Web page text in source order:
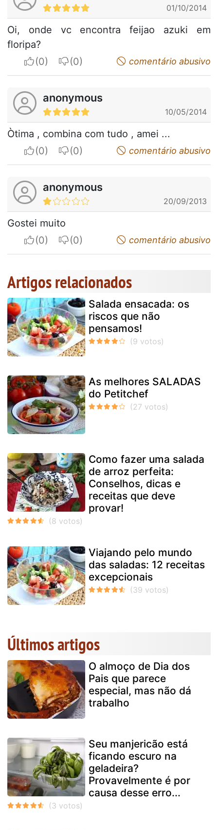
01/10/2014
Oi, onde vc encontra feijao azuki em
floripa?
I apreciateI do not appreciatecomentário abusivo
anonymous
10/05/2014
Òtima , combina com tudo , amei ...
I apreciateI do not appreciatecomentário abusivo
anonymous
20/09/2013
Gostei muito
I apreciateI do not appreciatecomentário abusivo
Artigos relacionados
Salada ensacada: os
riscos que não
pensamos!
As melhores SALADAS
do Petitchef
Como fazer uma salada
de arroz perfeita:
Conselhos, dicas e
receitas que deve
provar!
Viajando pelo mundo
das saladas: 12 receitas
excepcionais
Últimos artigos
O almoço de Dia dos
Pais que parece
especial, mas não dá
trabalho
Seu manjericão está
ficando escuro na
geladeira?
Provavelmente é por
causa desse erro...